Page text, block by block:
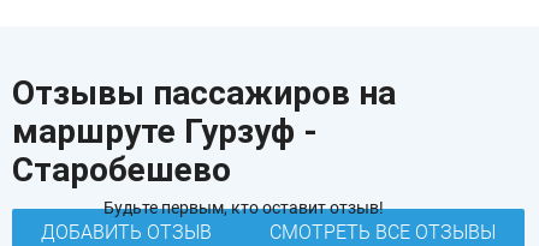
Отзывы пассажиров на
маршруте Гурзуф -
Старобешево
Будьте первым, кто оставит отзыв!
ДОБАВИТЬ ОТЗЫВ СМОТРЕТЬ ВСЕ ОТЗЫВЫ